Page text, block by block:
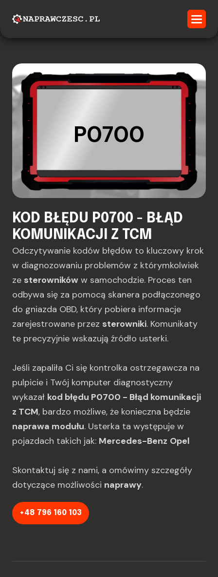
P0700
KOD BŁĘDU P0700 - BŁĄD
KOMUNIKACJI Z TCM
Odczytywanie kodów błędów to kluczowy krok
w diagnozowaniu problemów z którymkolwiek
ze sterowników w samochodzie. Proces ten
odbywa się za pomocą skanera podłączonego
do gniazda OBD, który pobiera informacje
zarejestrowane przez sterowniki. Komunikaty
te precyzyjnie wskazują źródło usterki.
Jeśli zapaliła Ci się kontrolka ostrzegawcza na
pulpicie i Twój komputer diagnostyczny
wykazał kod błędu P0700 - Błąd komunikacji
z TCM, bardzo możliwe, że konieczna będzie
naprawa modułu. Usterka ta występuje w
pojazdach takich jak: Mercedes-Benz Opel
Skontaktuj się z nami, a omówimy szczegóły
dotyczące możliwości naprawy.
+48 796 160 103